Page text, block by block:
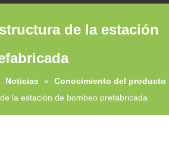
de la estación
Noticias »
Conocimiento del producto
la estación de bombeo prefabricada